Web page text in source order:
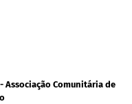
- Associação Comunitária de